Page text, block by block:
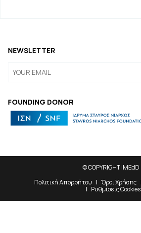
FOUNDING DONOR
NEWSLETTER
© COPYRIGHT iMEdD
Πολιτική Απορρήτου
Όροι Χρήσης
Ρυθμίσεις Cookies